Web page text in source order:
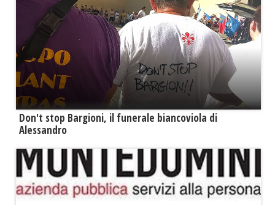
Don't stop Bargioni, il funerale biancoviola di
Alessandro